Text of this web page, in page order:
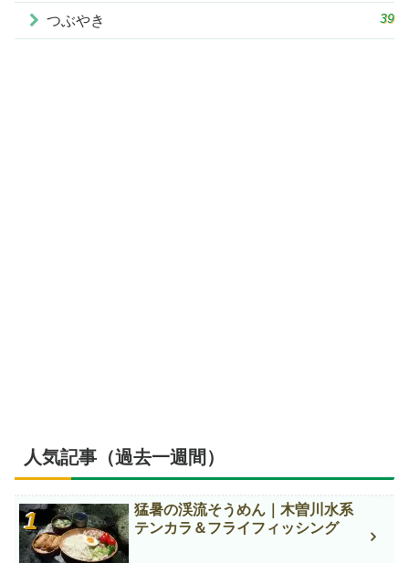
つぶやき 39
人気記事（過去一週間）
猛暑の渓流そうめん｜木曽川水系
テンカラ＆フライフィッシング